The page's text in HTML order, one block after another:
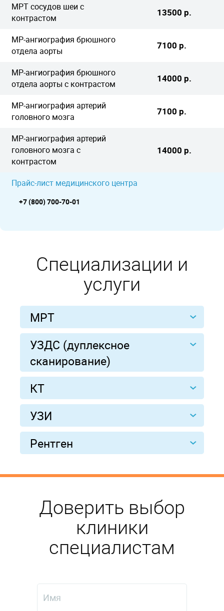
МРТ сосудов шеи с
контрастом
13500 р.
МР-ангиография брюшного
отдела аорты
7100 р.
МР-ангиография брюшного
отдела аорты с контрастом
14000 р.
МР-ангиография артерий
головного мозга
7100 р.
МР-ангиография артерий
головного мозга с
контрастом
14000 р.
Прайс-лист медицинского центра
+7 (800) 700-70-01
Специализации и
услуги
МРТ
УЗДС (дуплексное
сканирование)
КТ
УЗИ
Рентген
Доверить выбор
клиники
специалистам